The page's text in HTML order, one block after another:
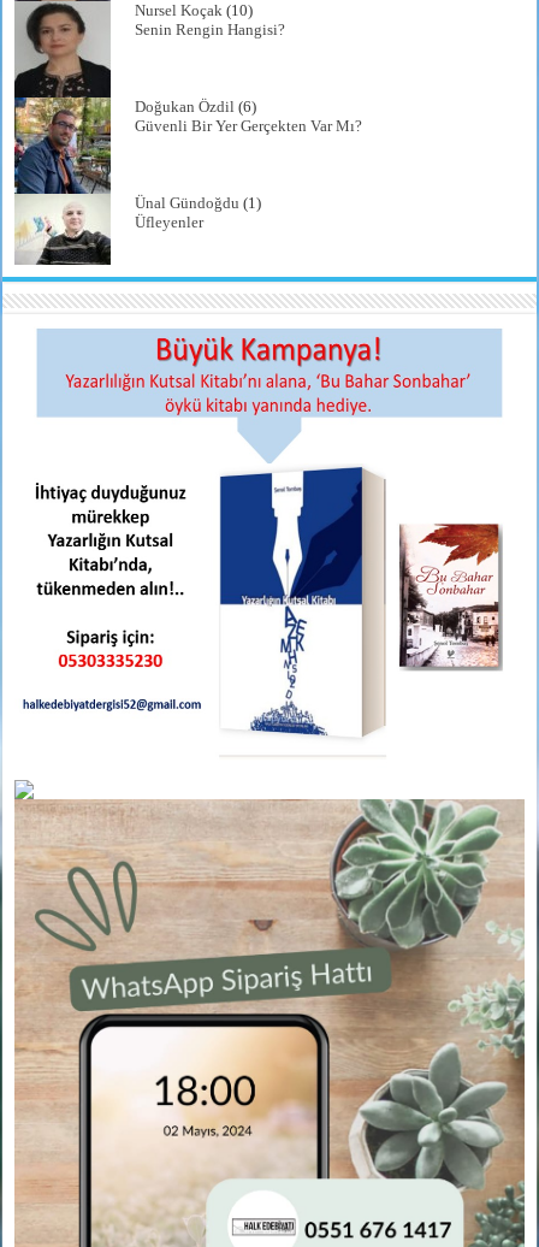
Nursel Koçak (10)
Senin Rengin Hangisi?
Doğukan Özdil (6)
Güvenli Bir Yer Gerçekten Var Mı?
Ünal Gündoğdu (1)
Üfleyenler